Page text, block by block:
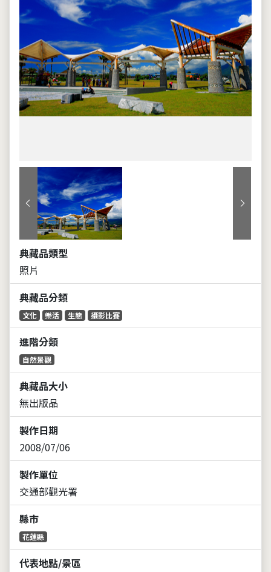
上一張 下一張
典藏品類型
照片
典藏品分類
文化 樂活 生態 攝影比賽
進階分類
自然景觀
典藏品大小
無出版品
製作日期
2008/07/06
製作單位
交通部觀光署
縣市
花蓮縣
代表地點/景區